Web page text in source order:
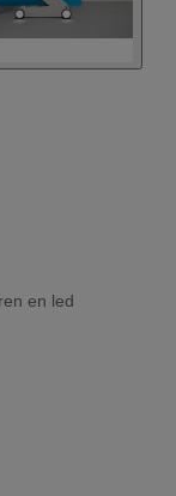
en led